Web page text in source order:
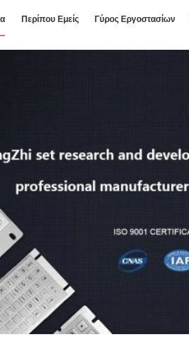
Περίπου Εμείς Γύρος Εργοστασίων